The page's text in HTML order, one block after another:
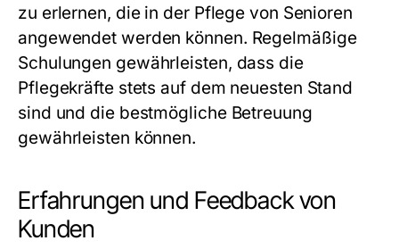
zu erlernen, die in der Pflege von Senioren
angewendet werden können. Regelmäßige
Schulungen gewährleisten, dass die
Pflegekräfte stets auf dem neuesten Stand
sind und die bestmögliche Betreuung
gewährleisten können.
Erfahrungen und Feedback von
Kunden